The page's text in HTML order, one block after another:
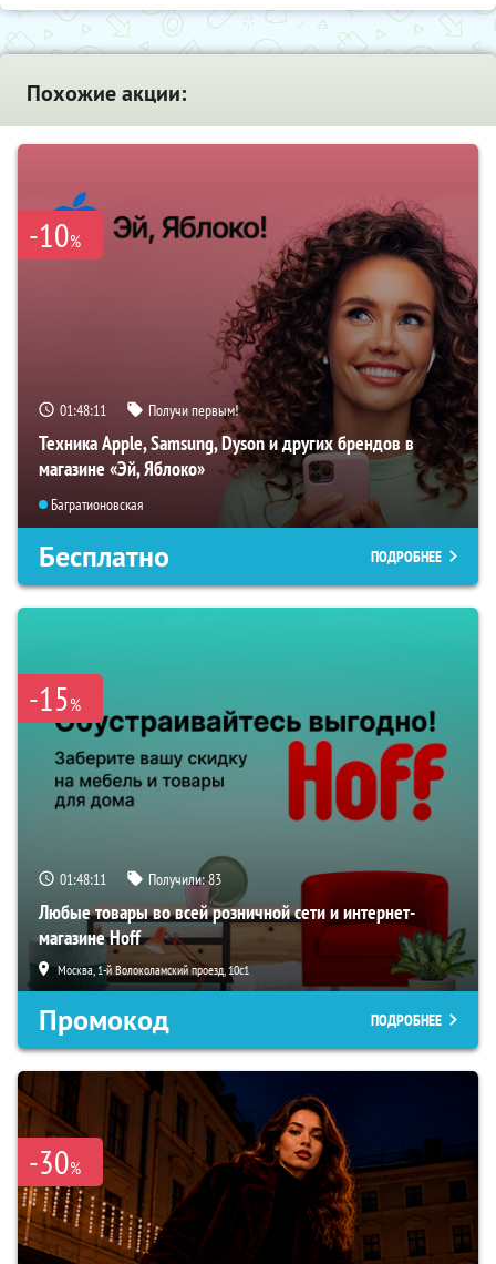
Похожие акции:
-10%
01:48:10 Получи первым!
Техника Apple, Samsung, Dyson и других брендов в
магазине «Эй, Яблоко»
Багратионовская
Бесплатно ПОДРОБНЕЕ
-15%
01:48:10 Получили:83
Любые товары во всей розничной сети и интернет-
магазине Hoff
Москва, 1-й Волоколамский проезд, 10с1
Промокод ПОДРОБНЕЕ
-30%